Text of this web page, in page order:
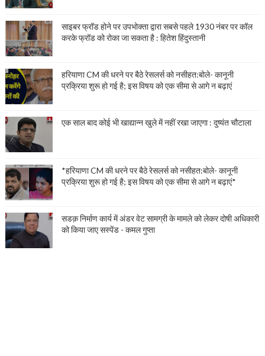
साइबर फ्रॉड होने पर उपभोक्ता द्वारा सबसे पहले 1930 नंबर पर कॉल
करके फ्रॉड को रोका जा सकता है : हितेश हिंदुस्तानी
हरियाणा CM की धरने पर बैठे रेसलर्स को नसीहत:बोले- कानूनी
प्रक्रिया शुरू हो गई है; इस विषय को एक सीमा से आगे न बढ़ाएं
एक साल बाद कोई भी खाद्यान्न खुले में नहीं रखा जाएगा : दुष्यंत चौटाला
*हरियाणा CM की धरने पर बैठे रेसलर्स को नसीहत:बोले- कानूनी
प्रक्रिया शुरू हो गई है; इस विषय को एक सीमा से आगे न बढ़ाएं*
सडक़ निर्माण कार्य में अंडर वेट सामग्री के मामले को लेकर दोषी अधिकारी
को किया जाए सस्पेंड - कमल गुप्ता